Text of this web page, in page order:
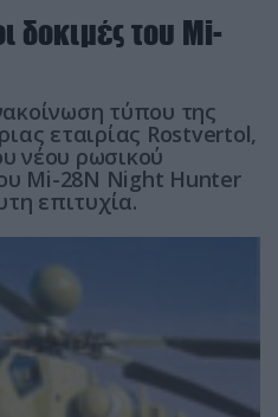
δοκιμές του Mi-
τύπου της
εταιρίας Rostvertol,
νέου ρωσικού
Mi-28N Night Hunter
επιτυχία.